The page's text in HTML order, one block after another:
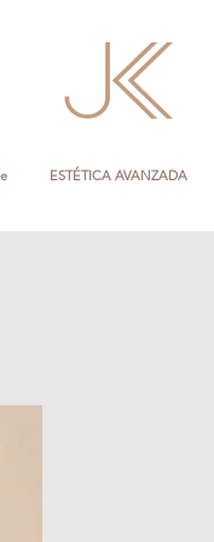
ESTÉTICA AVANZADA